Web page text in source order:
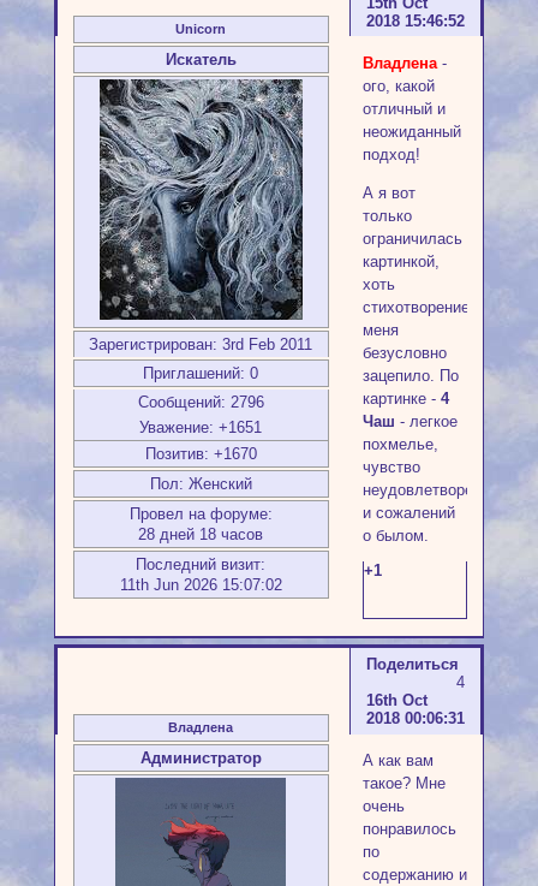
2018 15:46:52
Unicorn
Искатель
Зарегистрирован: 3rd Feb 2011
Приглашений: 0
Сообщений: 2796
Уважение: +1651
Позитив: +1670
Пол: Женский
Провел на форуме:
28 дней 18 часов
Последний визит:
11th Jun 2026 15:07:02
Владлена-
ого, какой
отличный и
неожиданный
подход!
А я вот
только
ограничилась
картинкой,
хоть
стихотворение
меня
безусловно
зацепило. По
картинке - 4
Чаш - легкое
похмелье,
чувство
неудовлетворенности
и сожалений
о былом.
+1
Поделиться
4
16th Oct
2018 00:06:31
Владлена
Администратор
А как вам
такое? Мне
очень
понравилось
по
содержанию и